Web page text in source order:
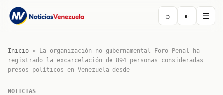
⌕ ◐ ☰
Inicio »
La organización no gubernamental Foro Penal ha
registrado la excarcelación de 894 personas consideradas
presos políticos en Venezuela desde
NOTICIAS